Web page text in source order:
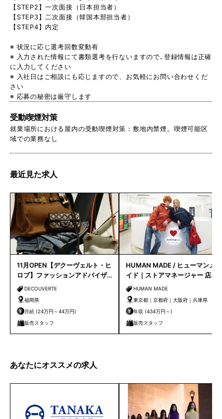
【STEP2】一次面接（日本担当者）
【STEP3】二次面接（韓国本部担当者）
【STEP4】内定
※ 状況に応じ選考回数変動有
※ 入力された情報にて書類選考を行ないますので､登録情報は正確
に入力してください
※ 入社日はご相談にも応じますので、お気軽にお問い合わせくだ
さい
※ 応募の秘密は厳守します
受動喫煙対策
就業場所における屋内の受動喫煙対策：敷地内禁煙。喫煙可能区
域での業務なし
最近見た求人
11月OPEN【デクーヴェルト・ヒ
ロブ】ファッションアドバイザ
ー｜天神店
DECOUVERTE
福岡県
月給 (24万円～44万円)
販売スタッフ
HUMAN MADE / ヒューマンメ
イド｜ストアマネージャー 店長
候補HUMAN MADE
東京都｜京都府｜大阪府｜兵庫県
年収 (434万円～)
販売スタッフ
あなたにオススメの求人